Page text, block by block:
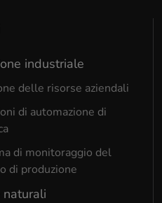
industriale
delle risorse aziendali
di automazione di
di monitoraggio del
di produzione
naturali